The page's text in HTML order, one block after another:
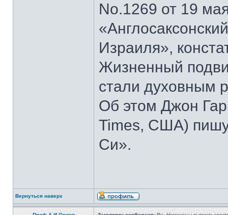
No.1269 от 19
Израиля»,
Жизненный
стали духовным
Об этом Джон
Times, США)
Си».
Вернуться наверх